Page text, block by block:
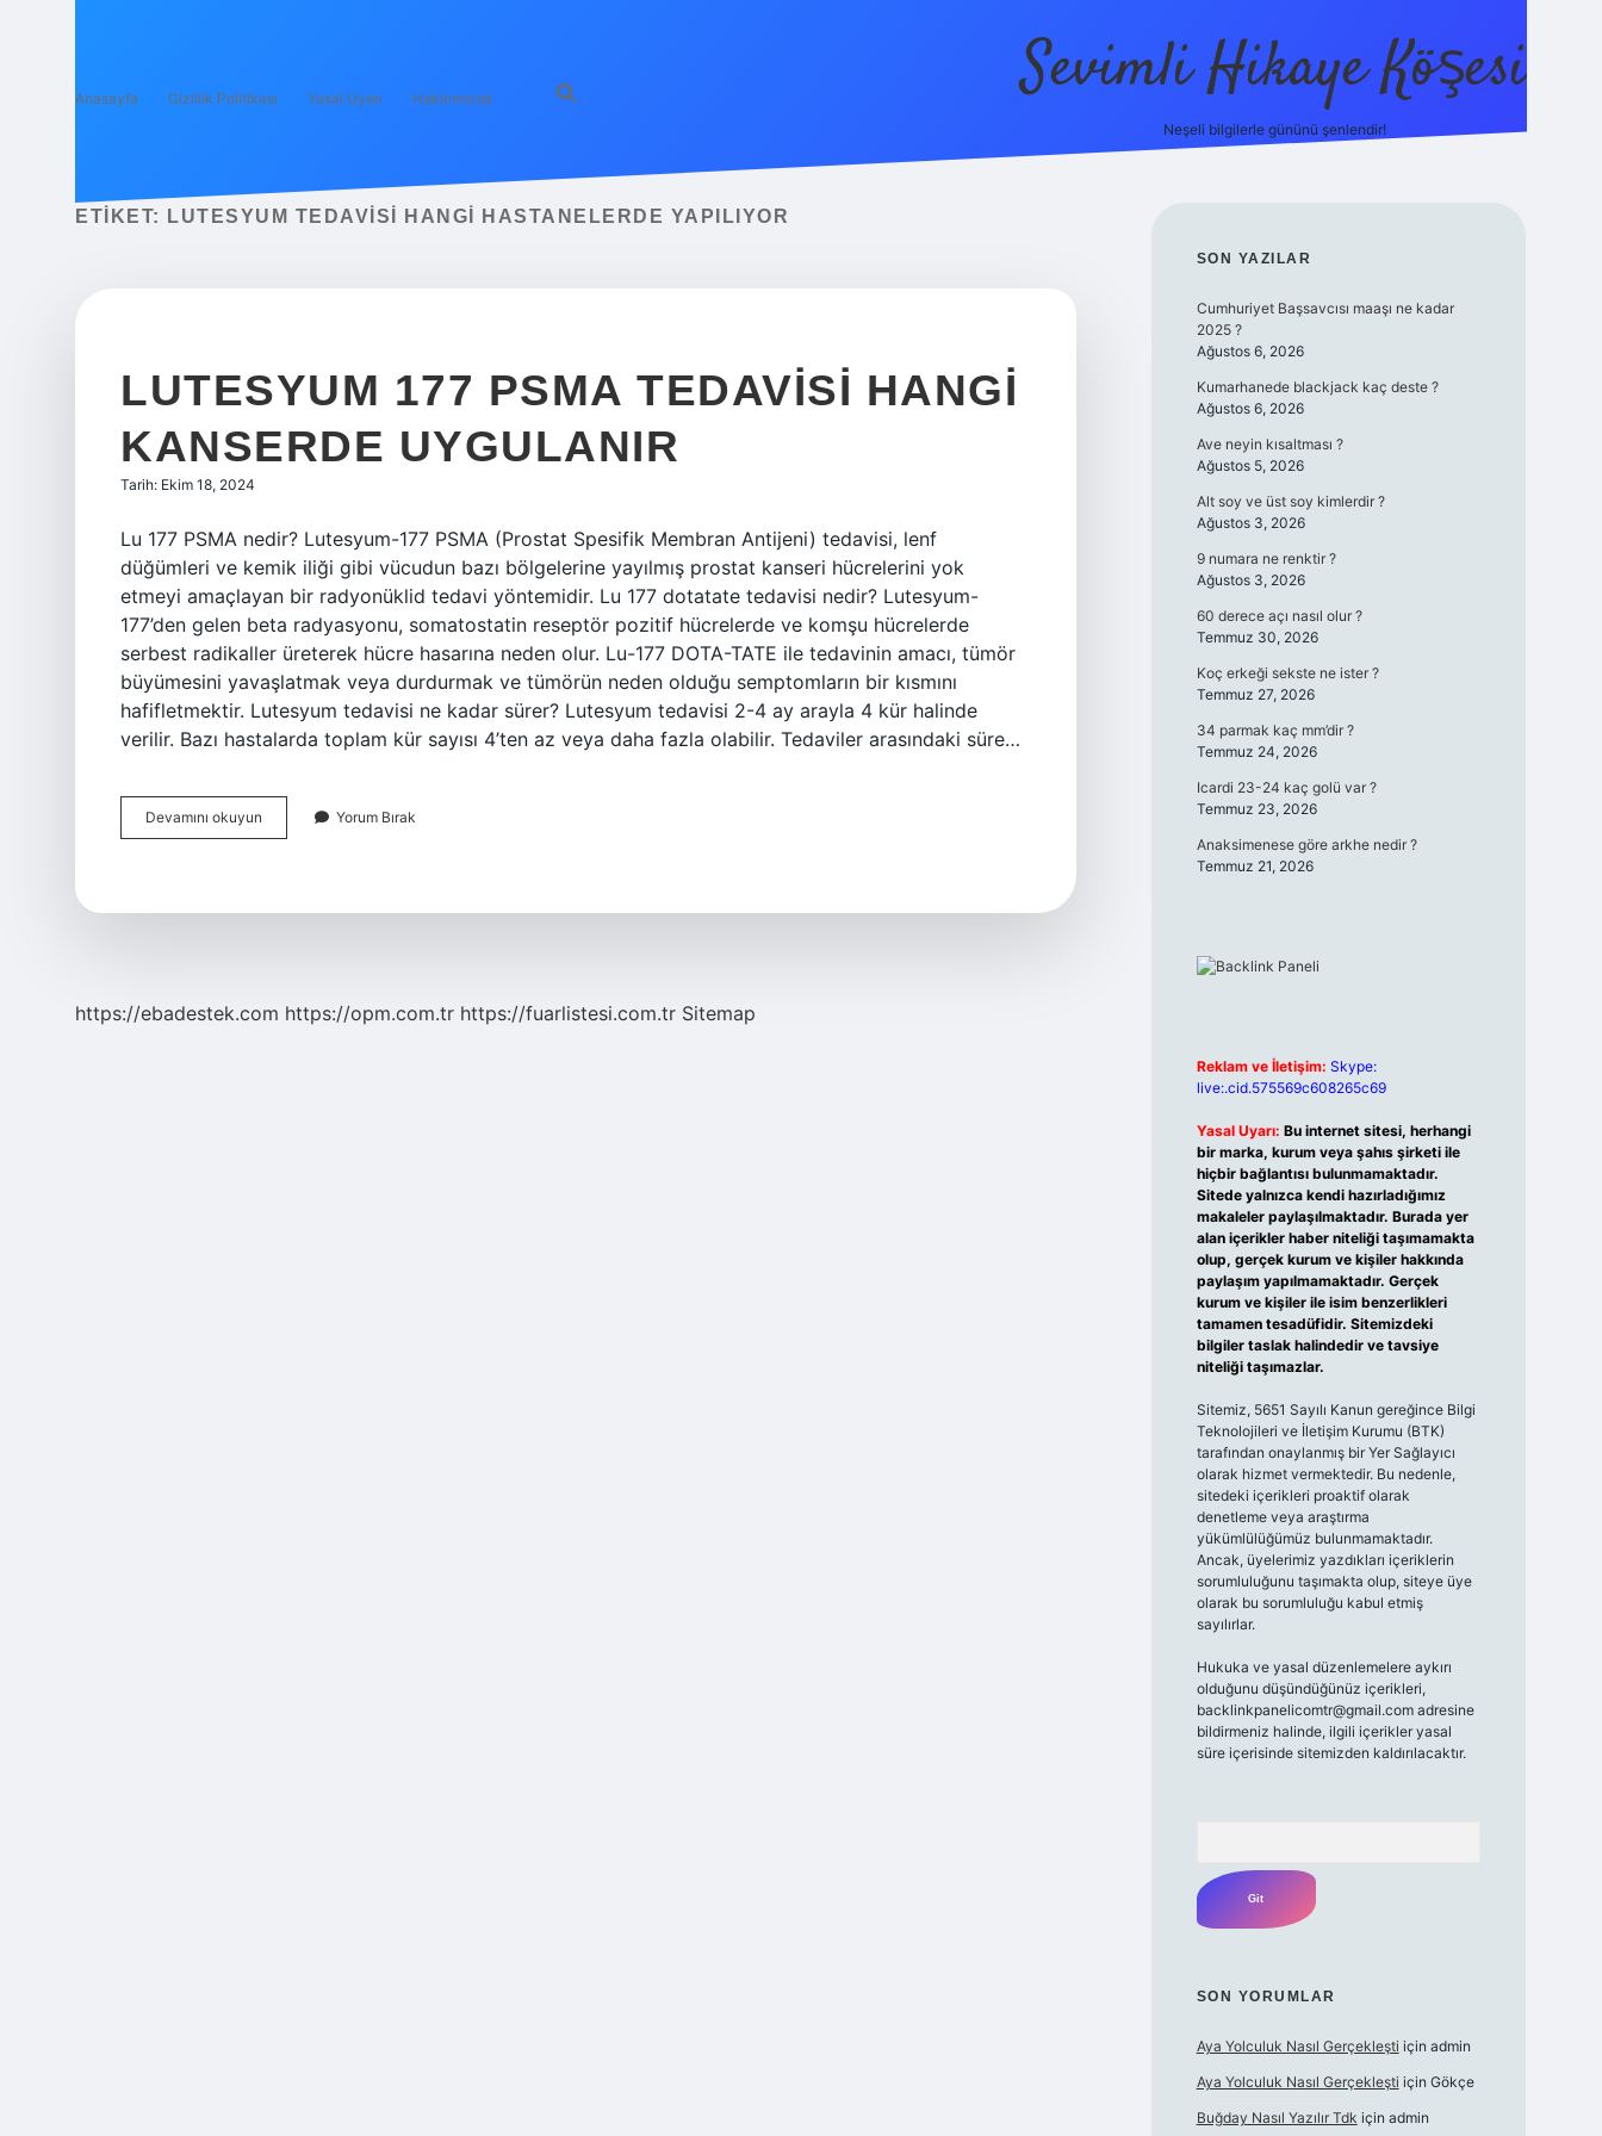
Anasayfa Gizlilik Politikası Yasal Uyarı Hakkımızda Sevimli Hikaye Köşesi
Neşeli bilgilerle gününü şenlendir!
ETIKET: LUTESYUM TEDAVISI HANGI HASTANELERDE YAPILIYOR
LUTESYUM 177 PSMA TEDAVISI HANGI
KANSERDE UYGULANIR
Tarih: Ekim 18, 2024
Lu 177 PSMA nedir? Lutesyum-177 PSMA (Prostat Spesifik Membran Antijeni) tedavisi, lenf
düğümleri ve kemik iliği gibi vücudun bazı bölgelerine yayılmış prostat kanseri hücrelerini yok
etmeyi amaçlayan bir radyonüklid tedavi yöntemidir. Lu 177 dotatate tedavisi nedir? Lutesyum-
177’den gelen beta radyasyonu, somatostatin reseptör pozitif hücrelerde ve komşu hücrelerde
serbest radikaller üreterek hücre hasarına neden olur. Lu-177 DOTA-TATE ile tedavinin amacı, tümör
büyümesini yavaşlatmak veya durdurmak ve tümörün neden olduğu semptomların bir kısmını
hafifletmektir. Lutesyum tedavisi ne kadar sürer? Lutesyum tedavisi 2-4 ay arayla 4 kür halinde
verilir. Bazı hastalarda toplam kür sayısı 4’ten az veya daha fazla olabilir. Tedaviler arasındaki süre…
Devamını okuyun Lutesyum
177
Yorum Bırak
https://ebadestek.com https://opm.com.tr https://fuarlistesi.com.tr Sitemap
SIDEBAR
SON YAZILAR
Cumhuriyet Başsavcısı maaşı ne kadar
2025 ?
Ağustos 6, 2026
Kumarhanede blackjack kaç deste ?
Ağustos 6, 2026
Ave neyin kısaltması ?
Ağustos 5, 2026
Alt soy ve üst soy kimlerdir ?
Ağustos 3, 2026
9 numara ne renktir ?
Ağustos 3, 2026
60 derece açı nasıl olur ?
Temmuz 30, 2026
Koç erkeği sekste ne ister ?
Temmuz 27, 2026
34 parmak kaç mm’dir ?
Temmuz 24, 2026
Icardi 23-24 kaç golü var ?
Temmuz 23, 2026
Anaksimenese göre arkhe nedir ?
Temmuz 21, 2026
Reklam ve İletişim: Skype:
live:.cid.575569c608265c69
Yasal Uyarı: Bu internet sitesi, herhangi
bir marka, kurum veya şahıs şirketi ile
hiçbir bağlantısı bulunmamaktadır.
Sitede yalnızca kendi hazırladığımız
makaleler paylaşılmaktadır. Burada yer
alan içerikler haber niteliği taşımamakta
olup, gerçek kurum ve kişiler hakkında
paylaşım yapılmamaktadır. Gerçek
kurum ve kişiler ile isim benzerlikleri
tamamen tesadüfidir. Sitemizdeki
bilgiler taslak halindedir ve tavsiye
niteliği taşımazlar.
Sitemiz, 5651 Sayılı Kanun gereğince Bilgi
Teknolojileri ve İletişim Kurumu (BTK)
tarafından onaylanmış bir Yer Sağlayıcı
olarak hizmet vermektedir. Bu nedenle,
sitedeki içerikleri proaktif olarak
denetleme veya araştırma
yükümlülüğümüz bulunmamaktadır.
Ancak, üyelerimiz yazdıkları içeriklerin
sorumluluğunu taşımakta olup, siteye üye
olarak bu sorumluluğu kabul etmiş
sayılırlar.
Hukuka ve yasal düzenlemelere aykırı
olduğunu düşündüğünüz içerikleri,
backlinkpanelicomtr@gmail.com adresine
bildirmeniz halinde, ilgili içerikler yasal
süre içerisinde sitemizden kaldırılacaktır.
SON YORUMLAR
Aya Yolculuk Nasıl Gerçekleşti için admin
Aya Yolculuk Nasıl Gerçekleşti için Gökçe
Buğday Nasıl Yazılır Tdk için admin